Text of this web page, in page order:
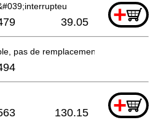
+
39.05
pas de remplacement
+
130.15